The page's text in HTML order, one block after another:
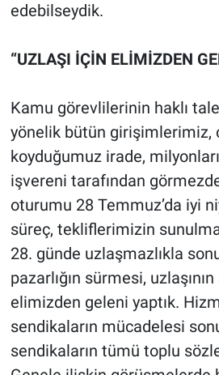
edebilseydik.
“UZLAŞI İÇİN ELİMİZDEN
Kamu görevlilerinin haklı
yönelik bütün girişimlerimiz,
koyduğumuz irade,
işvereni tarafından
oturumu 28 Temmuz’da iyi
süreç, tekliflerimizin
28. günde uzlaşmazlıkla
pazarlığın sürmesi,
elimizden geleni yaptık.
sendikaların mücadelesi
sendikaların tümü toplu